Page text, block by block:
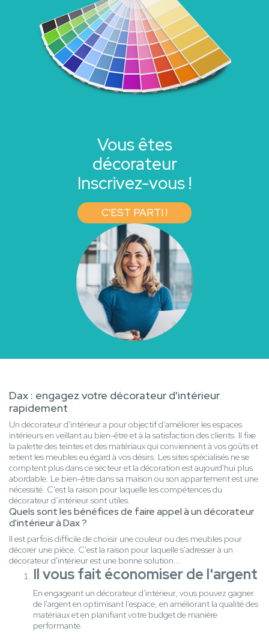
Vous êtes
décorateur
Inscrivez-vous !
C'EST PARTI !
Dax : engagez votre décorateur d'intérieur
rapidement
Un décorateur d'intérieur a pour objectif d'améliorer les espaces
intérieurs en veillant au bien-être et à la satisfaction des clients. Il fixe
la palette des teintes et des matériaux qui conviennent à vos goûts et
retient les meubles eu égard à vos désirs. Les sites spécialisés ne se
comptent plus dans ce secteur et la décoration est aujourd'hui plus
abordable. Le bien-être dans sa maison ou son appartement est une
nécessité. C'est la raison pour laquelle les compétences du
décorateur d’intérieur sont utiles.
Quels sont les bénéfices de faire appel à un décorateur
d'intérieur à Dax ?
Il est parfois difficile de choisir une couleur ou des meubles pour
décorer une pièce. C'est la raison pour laquelle s'adresser à un
décorateur d'intérieur est une bonne solution...
Il vous fait économiser de l'argent
En engageant un décorateur d'intérieur, vous pouvez gagner
de l'argent en optimisant l'espace, en améliorant la qualité des
matériaux et en planifiant votre budget de manière
performante.